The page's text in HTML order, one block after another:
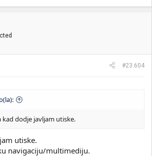
#23.604
kad dodje javljam utiske.
utiske.
navigaciju/multimediju.